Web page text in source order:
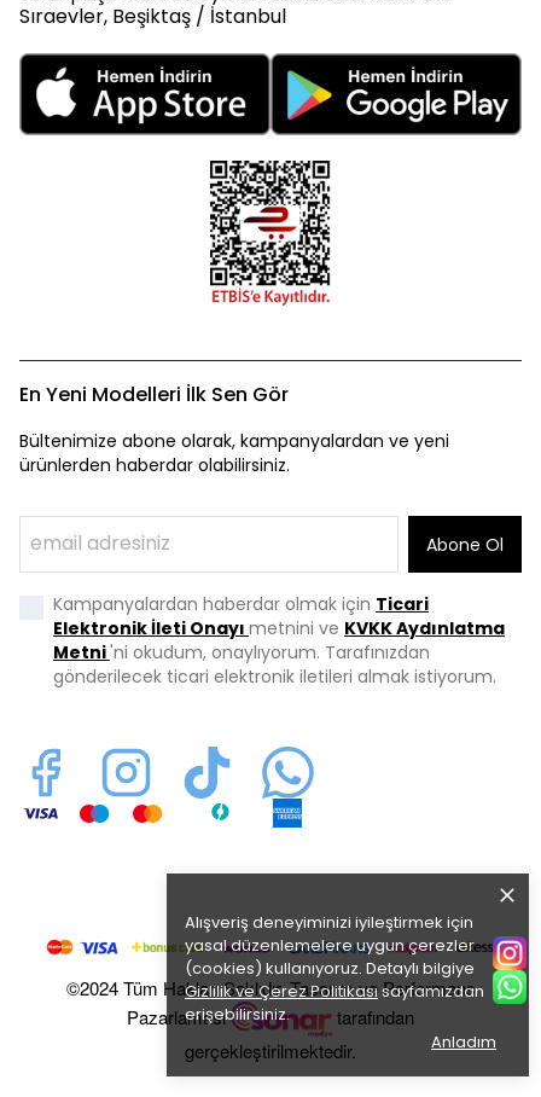
Alışveriş deneyiminizi iyileştirmek için
yasal düzenlemelere uygun çerezler
(cookies) kullanıyoruz. Detaylı bilgiye
Gizlilik ve Çerez Politikasısayfamızdan
erişebilirsiniz.
Anladım
Sıraevler, Beşiktaş / İstanbul
En Yeni Modelleri İlk Sen Gör
Bültenimize abone olarak, kampanyalardan ve yeni
ürünlerden haberdar olabilirsiniz.
Abone Ol
Kampanyalardan haberdar olmak için Ticari
Elektronik İleti Onayı metnini ve KVKK Aydınlatma
Metni'ni okudum, onaylıyorum. Tarafınızdan
gönderilecek ticari elektronik iletileri almak istiyorum.
©2024 Tüm Hakları Saklıdır. Tasarım ve Performans
Pazarlaması
tarafından
gerçekleştirilmektedir.